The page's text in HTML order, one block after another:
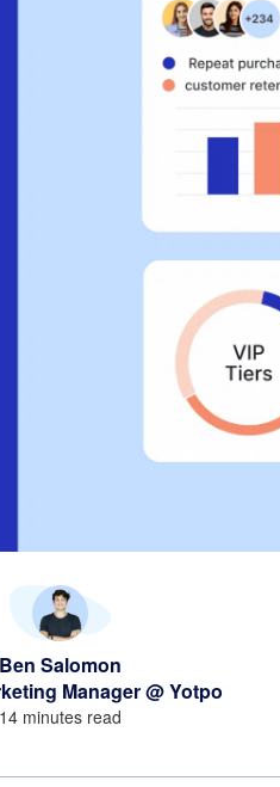
Ben Salomon
Manager @ Yotpo
14 minutes read